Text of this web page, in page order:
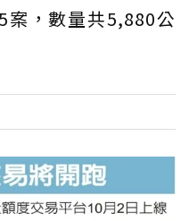
案，數量共5,880公